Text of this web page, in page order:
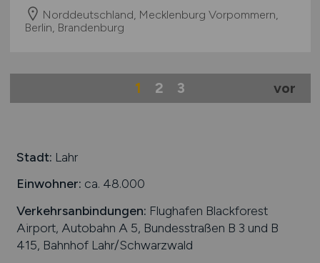
Norddeutschland, Mecklenburg Vorpommern,
Berlin, Brandenburg
1 2 3 vor
Stadt: Lahr
Einwohner: ca. 48.000
Verkehrsanbindungen: Flughafen Blackforest
Airport, Autobahn A 5, Bundesstraßen B 3 und B
415, Bahnhof Lahr/Schwarzwald